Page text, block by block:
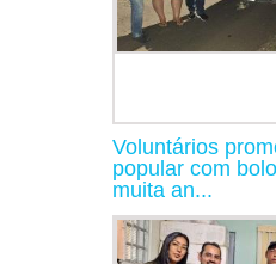
Voluntários
popular com
muita an...